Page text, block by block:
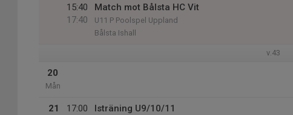
15:40
17:40
Match mot Bålsta HC Vit
U11 P Poolspel Uppland
Bålsta Ishall
v.43
20
Mån
21
17:00
Isträning U9/10/11